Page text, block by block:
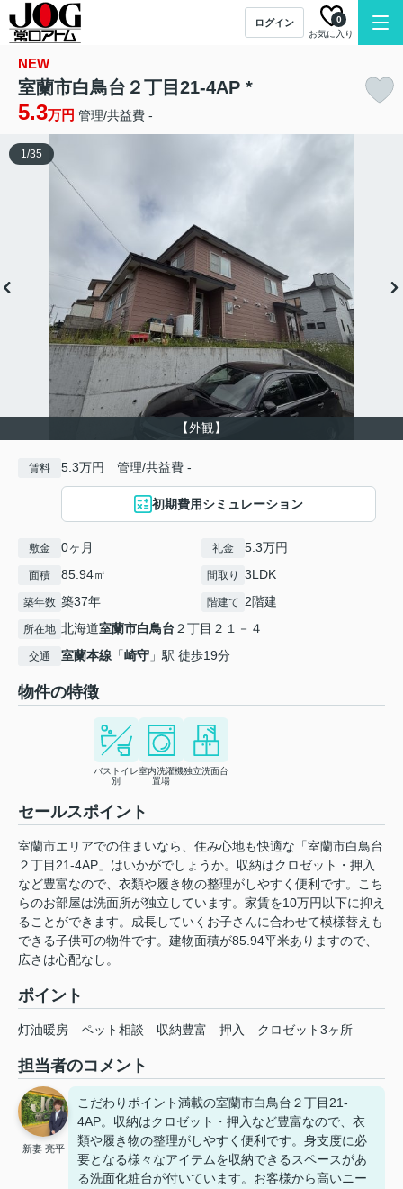
ログイン
お気に入り
0
NEW
室蘭市白鳥台２丁目21-4AP *
5.3万円 管理/共益費 -
【外観】
1/35
賃料 5.3万円 管理/共益費 -
初期費用シミュレーション
敷金 0ヶ月 礼金 5.3万円
面積 85.94㎡ 間取り 3LDK
築年数 築37年 階建て 2階建
所在地 北海道室蘭市白鳥台 ２丁目２１－４
交通 室蘭本線 「崎守 」駅 徒歩19分
物件の特徴
バストイレ
別
室内洗濯機
置場
独立洗面台
セールスポイント
室蘭市エリアでの住まいなら、住み心地も快適な「室蘭市白鳥台
２丁目21-4AP」はいかがでしょうか。収納はクロゼット・押入
など豊富なので、衣類や履き物の整理がしやすく便利です。こち
らのお部屋は洗面所が独立しています。家賃を10万円以下に抑え
ることができます。成長していくお子さんに合わせて模様替えも
できる子供可の物件です。建物面積が85.94平米ありますので、
広さは心配なし。
ポイント
灯油暖房 ペット相談 収納豊富 押入 クロゼット3ヶ所
担当者のコメント
新妻 亮平
こだわりポイント満載の室蘭市白鳥台２丁目21-
4AP。収納はクロゼット・押入など豊富なので、衣
類や履き物の整理がしやすく便利です。身支度に必
要となる様々なアイテムを収納できるスペースがあ
る洗面化粧台が付いています。お客様から高いニー